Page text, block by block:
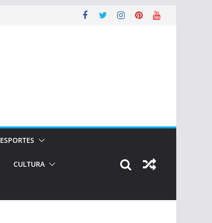
ESPORTES
CULTURA